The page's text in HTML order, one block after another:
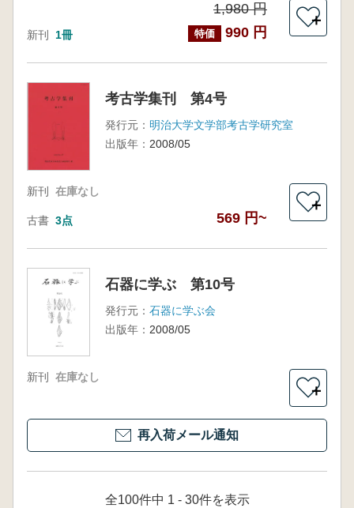
新刊 1冊
1,980 円
特価 990 円
＋
考古学集刊 第4号
発行元： 明治大学文学部考古学研究室
出版年： 2008/05
新刊 在庫なし
古書 3点 569 円~
＋
石器に学ぶ 第10号
発行元： 石器に学ぶ会
出版年： 2008/05
新刊 在庫なし
＋
再入荷メール通知
全100件中 1 - 30件を表示